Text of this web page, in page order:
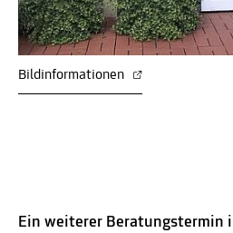
Bildinformationen
Ein weiterer Beratungstermin